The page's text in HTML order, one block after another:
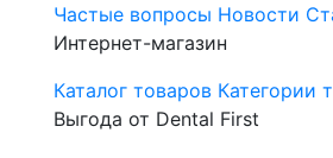
Частые вопросы Новости
Интернет-магазин
Каталог товаров Категории
Выгода от Dental First